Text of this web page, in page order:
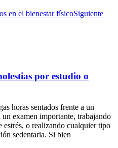
en el bienestar físicoSiguiente
por estudio o
horas sentados frente a un
examen importante, trabajando
estrés, o realizando cualquier tipo
sedentaria. Si bien